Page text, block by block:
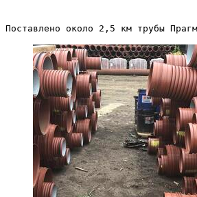
Поставлено около 2,5 км трубы